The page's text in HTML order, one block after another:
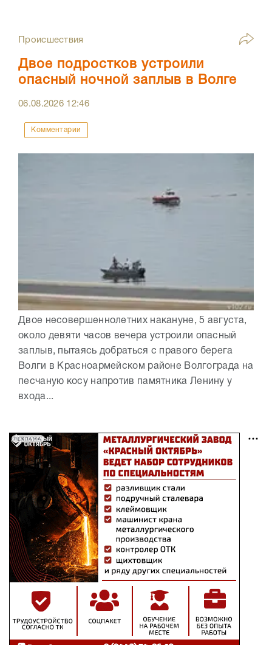
Происшествия
Двое подростков устроили
опасный ночной заплыв в Волге
06.08.2026 12:46
Комментарии
Двое несовершеннолетних накануне, 5 августа,
около девяти часов вечера устроили опасный
заплыв, пытаясь добраться с правого берега
Волги в Красноармейском районе Волгограда на
песчаную косу напротив памятника Ленину у
входа...
РЕКЛАМА